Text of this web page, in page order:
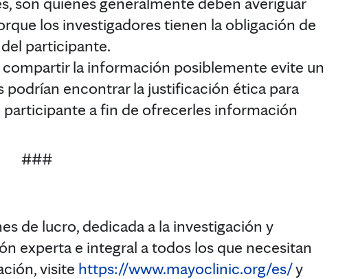
los investigadores tienen la obligación de
participante.
compartir la información posiblemente evite un
podrían encontrar la justificación ética para
a fin de ofrecerles información
###
de lucro, dedicada a la investigación y
experta e integral a todos los que necesitan
visite https://www.mayoclinic.org/es/y